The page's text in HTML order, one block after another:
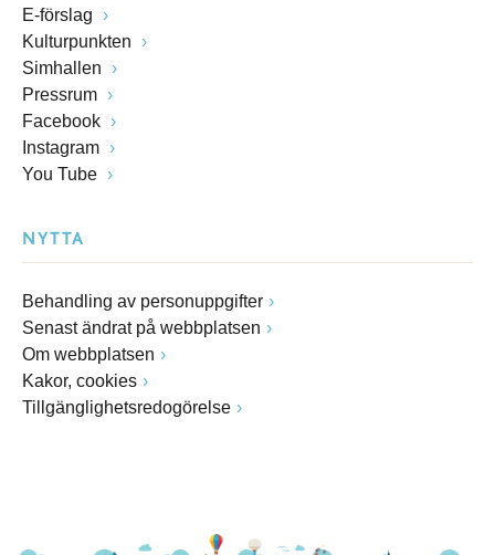
E-förslag
Kulturpunkten
Simhallen
Pressrum
Facebook
Instagram
You Tube
NYTTA
Behandling av personuppgifter
Senast ändrat på webbplatsen
Om webbplatsen
Kakor, cookies
Tillgänglighetsredogörelse